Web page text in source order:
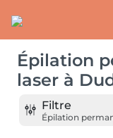
Épilation
laser à
Filtre
Épilation